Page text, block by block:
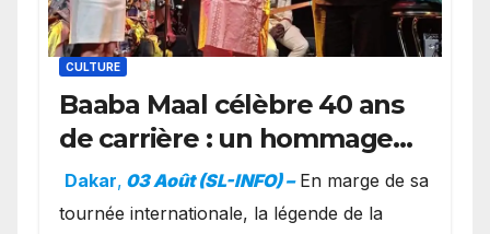
CULTURE
Baaba Maal célèbre 40 ans
de carrière : un hommage
exceptionnel à Oslo en
présence de la famille
Dakar, 03 Août (SL-INFO) – ​En marge de sa
tournée internationale, la légende de la